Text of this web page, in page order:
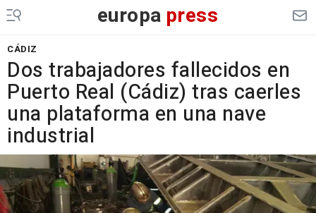
europa press
CÁDIZ
Dos trabajadores fallecidos en
Puerto Real (Cádiz) tras caerles
una plataforma en una nave
industrial